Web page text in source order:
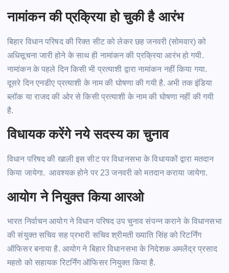
नामांकन की प्रक्रिया हो चुकी है आरंभ
बिहार विधान परिषद की रिक्त सीट को लेकर छह जनवरी (सोमवार) को
अधिसूचना जारी होने के साथ ही नामांकन की प्रक्रिया आरंभ होगयी.
नामांकन के पहले दिन किसी भी प्रत्याशी द्वारा नामांकन नहीं किया गया.
दूसरे दिन एनडीए प्रत्याशी के नाम की घोषणा की गयी है. अभी तक इंडिया
ब्लॉक या राजद की ओर से किसी प्रत्याशी के नाम की घोषणा नहीं की गयी
है.
विधायक करेंगे नये सदस्य का चुनाव
विधान परिषद की खाली इस सीट पर विधानसभा के विधायकों द्वारा मतदान
किया जायेगा. आवश्यक होने पर 23 जनवरी को मतदान कराया जायेगा.
आयोग ने नियुक्त किया आरओ
भारत निर्वाचन आयोग ने विधान परिषद उप चुनाव संपन्न कराने के विधानसभा
की संयुक्त सचिव सह प्रभारी सचिव श्रीमती ख्याति सिंह को रिटर्निंग
ऑफिसर बनायाहै. आयोग ने बिहार विधानसभा के निदेशकअमलेंद्रप्रसाद
महतो को सहायक रिटर्निंग ऑफिसर नियुक्त कियाहै.